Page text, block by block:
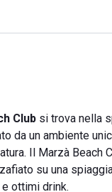
Club si trova nella
da un ambiente
Il Marzà
su una
ottimi drink.